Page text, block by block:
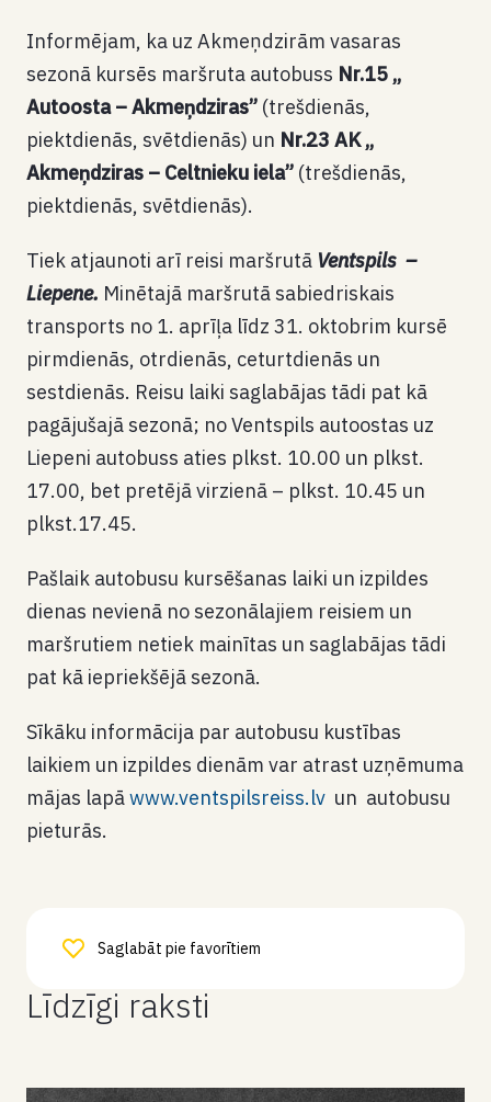
Informējam, ka uz Akmeņdzirām vasaras
sezonā kursēs maršruta autobuss Nr.15 ,,
Autoosta – Akmeņdziras” (trešdienās,
piektdienās, svētdienās) un Nr.23 AK ,,
Akmeņdziras – Celtnieku iela” (trešdienās,
piektdienās, svētdienās).
Tiek atjaunoti arī reisi maršrutā Ventspils –
Liepene. Minētajā maršrutā sabiedriskais
transports no 1. aprīļa līdz 31. oktobrim kursē
pirmdienās, otrdienās, ceturtdienās un
sestdienās. Reisu laiki saglabājas tādi pat kā
pagājušajā sezonā; no Ventspils autoostas uz
Liepeni autobuss aties plkst. 10.00 un plkst.
17.00, bet pretējā virzienā – plkst. 10.45 un
plkst.17.45.
Pašlaik autobusu kursēšanas laiki un izpildes
dienas nevienā no sezonālajiem reisiem un
maršrutiem netiek mainītas un saglabājas tādi
pat kā iepriekšējā sezonā.
Sīkāku informācija par autobusu kustības
laikiem un izpildes dienām var atrast uzņēmuma
mājas lapāwww.ventspilsreiss.lv un autobusu
pieturās.
Saglabāt pie favorītiem
Līdzīgi raksti